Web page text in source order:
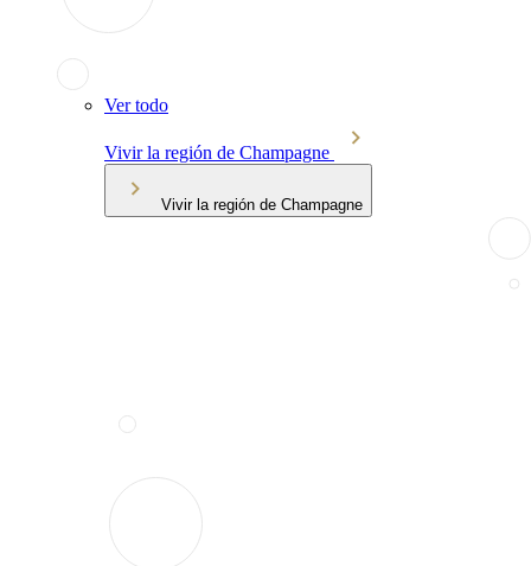
Ver todo
Vivir la región de Champagne
Vivir la región de Champagne